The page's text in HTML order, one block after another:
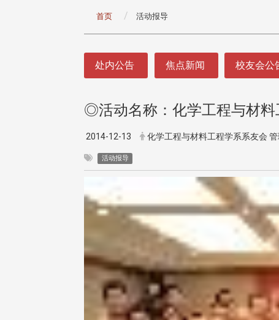
首页 活动报导
处内公告 焦点新闻 校友会公
◎活动名称：化学工程与材
2014-12-13 化学工程与材料工程学系系友会
活动报导